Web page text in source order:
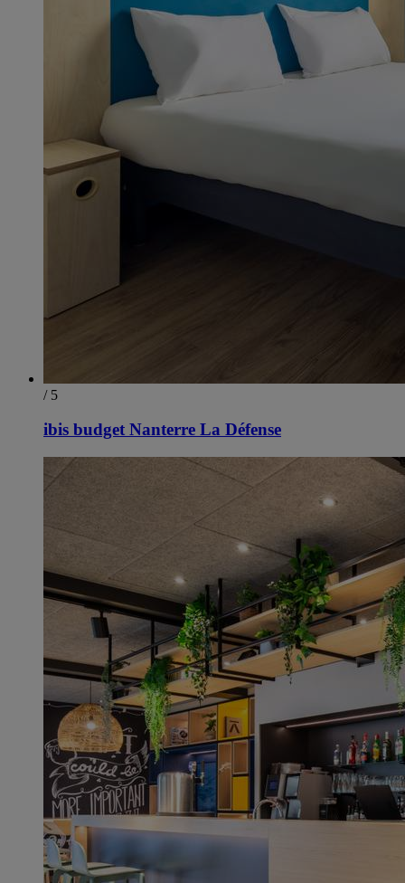
/ 5
ibis budget Nanterre La Défense